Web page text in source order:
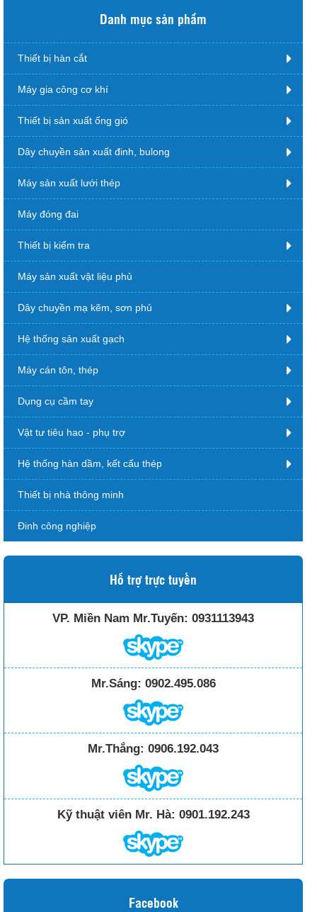
Danh mục sản phẩm
Thiết bị hàn cắt
Máy gia công cơ khí
Thiết bị sản xuất ống gió
Dây chuyền sản xuất đinh, bulong
Máy sản xuất lưới thép
Máy đóng đai
Thiết bị kiểm tra
Máy sản xuất vật liệu phủ
Dây chuyền mạ kẽm, sơn phủ
Hệ thống sản xuất gạch
Máy cán tôn, thép
Dụng cụ cầm tay
Vật tư tiêu hao - phụ trợ
Hệ thống hàn dầm, kết cấu thép
Thiết bị nhà thông minh
Đinh công nghiệp
Hỗ trợ trực tuyến
VP. Miền Nam Mr.Tuyến: 0931113943
Mr.Sáng: 0902.495.086
Mr.Thắng: 0906.192.043
Kỹ thuật viên Mr. Hà: 0901.192.243
Facebook